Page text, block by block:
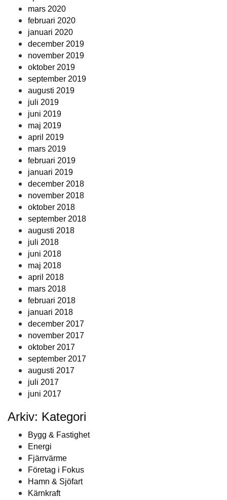
mars 2020
februari 2020
januari 2020
december 2019
november 2019
oktober 2019
september 2019
augusti 2019
juli 2019
juni 2019
maj 2019
april 2019
mars 2019
februari 2019
januari 2019
december 2018
november 2018
oktober 2018
september 2018
augusti 2018
juli 2018
juni 2018
maj 2018
april 2018
mars 2018
februari 2018
januari 2018
december 2017
november 2017
oktober 2017
september 2017
augusti 2017
juli 2017
juni 2017
Arkiv: Kategori
Bygg & Fastighet
Energi
Fjärrvärme
Företag i Fokus
Hamn & Sjöfart
Kärnkraft